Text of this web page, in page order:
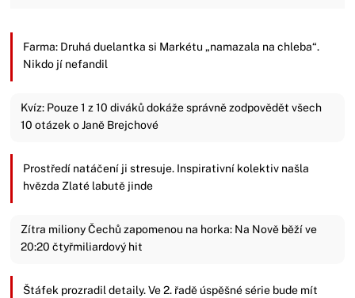
Farma: Druhá duelantka si Markétu „namazala na chleba“.
Nikdo jí nefandil
Kvíz: Pouze 1 z 10 diváků dokáže správně zodpovědět všech
10 otázek o Janě Brejchové
Prostředí natáčení ji stresuje. Inspirativní kolektiv našla
hvězda Zlaté labutě jinde
Zítra miliony Čechů zapomenou na horka: Na Nově běží ve
20:20 čtyřmiliardový hit
Štáfek prozradil detaily. Ve 2. řadě úspěšné série bude mít